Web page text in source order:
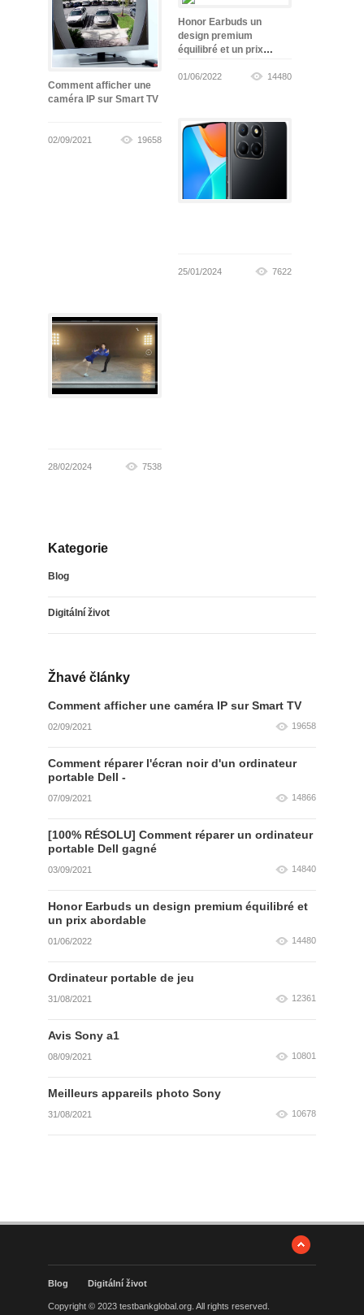
Comment afficher une
caméra IP sur Smart TV
02/09/2021 19658
Honor Earbuds un
design premium
équilibré et un prix
01/06/2022 14480
25/01/2024 7622
28/02/2024 7538
Kategorie
Blog
Digitální život
Žhavé články
Comment afficher une caméra IP sur Smart TV
02/09/2021 19658
Comment réparer l'écran noir d'un ordinateur
portable Dell -
07/09/2021 14866
[100% RÉSOLU] Comment réparer un ordinateur
portable Dell gagné
03/09/2021 14840
Honor Earbuds un design premium équilibré et
un prix abordable
01/06/2022 14480
Ordinateur portable de jeu
31/08/2021 12361
Avis Sony a1
08/09/2021 10801
Meilleurs appareils photo Sony
31/08/2021 10678
Blog Digitální život
Copyright © 2023 testbankglobal.org. All rights reserved.